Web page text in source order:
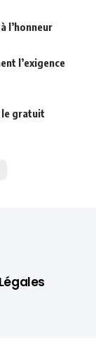
l’honneur
l’exigence
le gratuit